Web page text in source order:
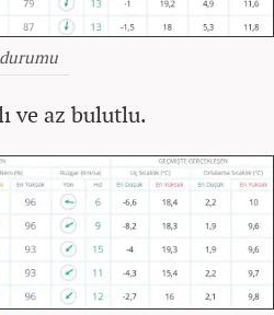
ve az bulutlu.